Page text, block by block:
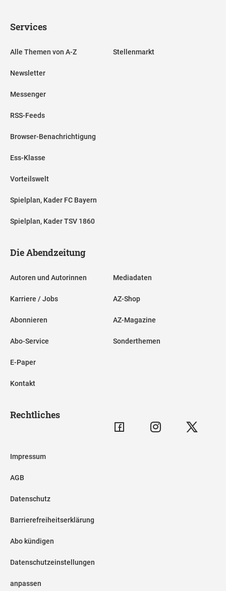
Services
Alle Themen von A-Z
Newsletter
Messenger
RSS-Feeds
Browser-Benachrichtigung
Ess-Klasse
Vorteilswelt
Spielplan, Kader FC Bayern
Spielplan, Kader TSV 1860
Stellenmarkt
Die Abendzeitung
Autoren und Autorinnen
Karriere / Jobs
Abonnieren
Abo-Service
E-Paper
Kontakt
Mediadaten
AZ-Shop
AZ-Magazine
Sonderthemen
Rechtliches
Impressum
AGB
Datenschutz
Barrierefreiheitserklärung
Abo kündigen
Datenschutzeinstellungen
anpassen